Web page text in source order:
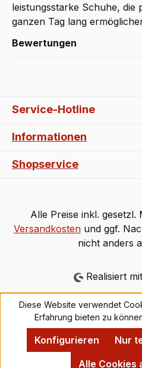
leistungsstarke Schuhe, die
ganzen Tag lang
Bewertungen
Service-Hotline
Informationen
Shopservice
Alle Preise inkl.
Versandkostenund ggf.
nicht anders
Realisiert
Diese Website verwendet
Erfahrung bieten zu
Nur
Konfigurieren
Alle Cookies